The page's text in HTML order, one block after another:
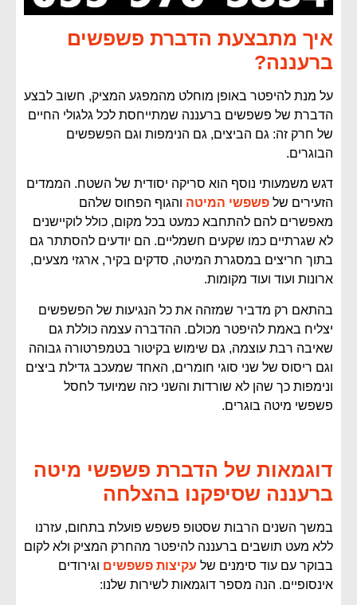
איך מתבצעת הדברת פשפשים
ברעננה?
על מנת להיפטר באופן מוחלט מהמפגע המציק, חשוב לבצע
הדברת של פשפשים ברעננה שמתייחסת לכל גלגולי החיים
של חרק זה: גם הביצים, גם הנימפות וגם הפשפשים
הבוגרים.
דגש משמעותי נוסף הוא סריקה יסודית של השטח. הממדים
הזעירים של פשפשי המיטה והגוף הפחוס שלהם
מאפשרים להם להתחבא כמעט בכל מקום, כולל לוקיישנים
לא שגרתיים כמו שקעים חשמליים. הם יודעים להסתתר גם
בתוך חריצים במסגרת המיטה, סדקים בקיר, ארגזי מצעים,
ארונות ועוד ועוד מקומות.
בהתאם רק מדביר שמזהה את כל הנגיעות של הפשפשים
יצליח באמת להיפטר מכולם. ההדברה עצמה כוללת גם
שאיבה רבת עוצמה, גם שימוש בקיטור בטמפרטורה גבוהה
וגם ריסוס של שני סוגי חומרים, האחד שמעכב גדילת ביצים
ונימפות כך שהן לא שורדות והשני כזה שמיועד לחסל
פשפשי מיטה בוגרים.
דוגמאות של הדברת פשפשי מיטה
ברעננה שסיפקנו בהצלחה
במשך השנים הרבות שסטופ פשפש פועלת בתחום, עזרנו
ללא מעט תושבים ברעננה להיפטר מהחרק המציק ולא לקום
בבוקר עם עוד סימנים של עקיצות פשפשים וגירודים
אינסופיים. הנה מספר דוגמאות לשירות שלנו: